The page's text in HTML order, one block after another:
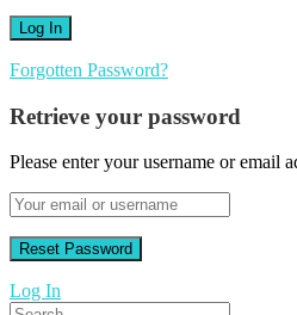
Forgotten Password?
Retrieve your password
Please enter your username or email
Log In